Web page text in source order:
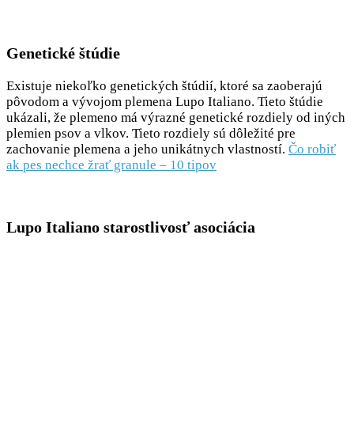
Genetické štúdie
Existuje niekoľko genetických štúdií, ktoré sa zaoberajú
pôvodom a vývojom plemena Lupo Italiano. Tieto štúdie
ukázali, že plemeno má výrazné genetické rozdiely od iných
plemien psov a vlkov. Tieto rozdiely sú dôležité pre
zachovanie plemena a jeho unikátnych vlastností. Čo robiť
ak pes nechce žrať granule – 10 tipov
Lupo Italiano starostlivosť asociácia